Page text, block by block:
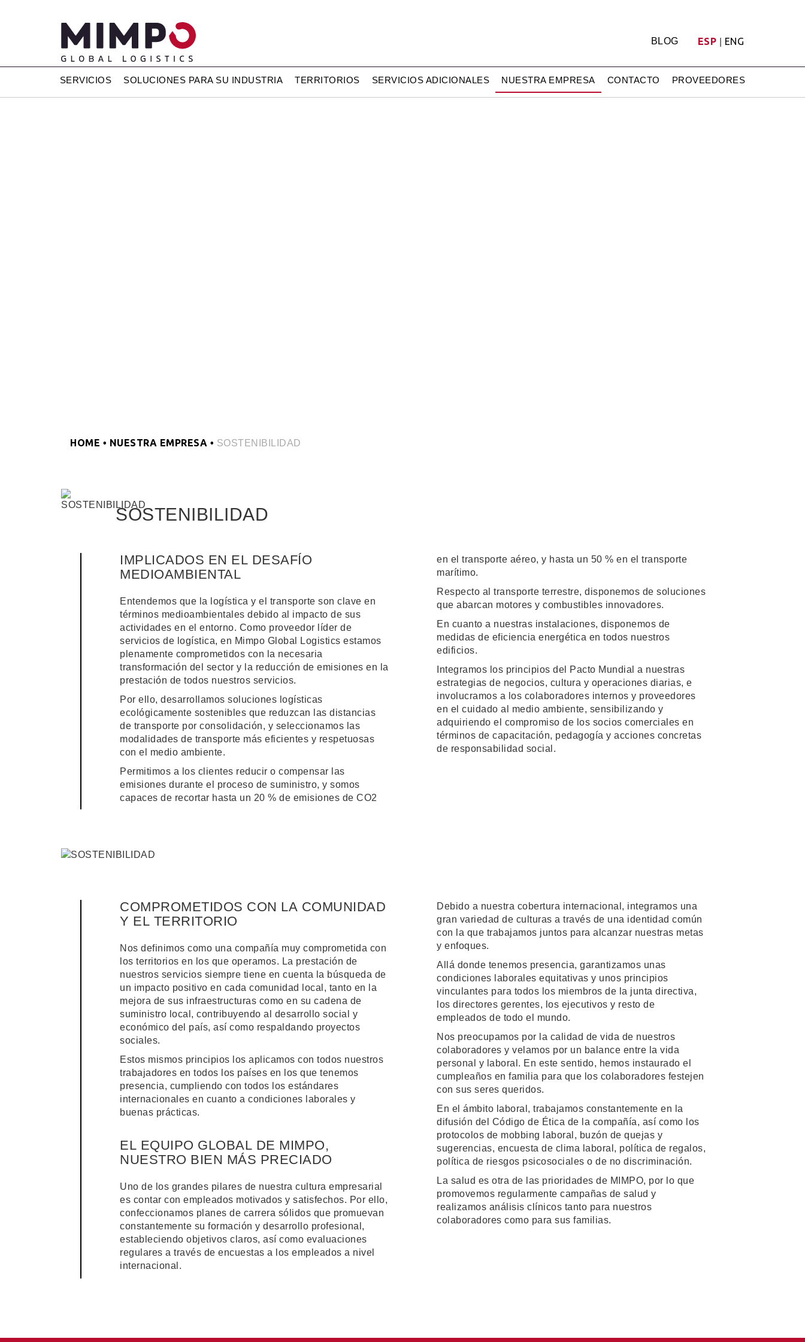
BLOG ESP ENG
SERVICIOS SOLUCIONES PARA SU INDUSTRIA TERRITORIOS SERVICIOS ADICIONALES NUESTRA EMPRESA CONTACTO PROVEEDORES
HOME • NUESTRA EMPRESA • SOSTENIBILIDAD
SOSTENIBILIDAD
IMPLICADOS EN EL DESAFÍO
MEDIOAMBIENTAL
Entendemos que la logística y el transporte son clave en
términos medioambientales debido al impacto de sus
actividades en el entorno. Como proveedor líder de
servicios de logística, en Mimpo Global Logistics estamos
plenamente comprometidos con la necesaria
transformación del sector y la reducción de emisiones en la
prestación de todos nuestros servicios.
Por ello, desarrollamos soluciones logísticas
ecológicamente sostenibles que reduzcan las distancias
de transporte por consolidación, y seleccionamos las
modalidades de transporte más eficientes y respetuosas
con el medio ambiente.
Permitimos a los clientes reducir o compensar las
emisiones durante el proceso de suministro, y somos
capaces de recortar hasta un 20 % de emisiones de CO2
en el transporte aéreo, y hasta un 50 % en el transporte
marítimo.
Respecto al transporte terrestre, disponemos de soluciones
que abarcan motores y combustibles innovadores.
En cuanto a nuestras instalaciones, disponemos de
medidas de eficiencia energética en todos nuestros
edificios.
Integramos los principios del Pacto Mundial a nuestras
estrategias de negocios, cultura y operaciones diarias, e
involucramos a los colaboradores internos y proveedores
en el cuidado al medio ambiente, sensibilizando y
adquiriendo el compromiso de los socios comerciales en
términos de capacitación, pedagogía y acciones concretas
de responsabilidad social.
COMPROMETIDOS CON LA COMUNIDAD
Y EL TERRITORIO
Nos definimos como una compañía muy comprometida con
los territorios en los que operamos. La prestación de
nuestros servicios siempre tiene en cuenta la búsqueda de
un impacto positivo en cada comunidad local, tanto en la
mejora de sus infraestructuras como en su cadena de
suministro local, contribuyendo al desarrollo social y
económico del país, así como respaldando proyectos
sociales.
Estos mismos principios los aplicamos con todos nuestros
trabajadores en todos los países en los que tenemos
presencia, cumpliendo con todos los estándares
internacionales en cuanto a condiciones laborales y
buenas prácticas.
EL EQUIPO GLOBAL DE MIMPO,
NUESTRO BIEN MÁS PRECIADO
Uno de los grandes pilares de nuestra cultura empresarial
es contar con empleados motivados y satisfechos. Por ello,
confeccionamos planes de carrera sólidos que promuevan
constantemente su formación y desarrollo profesional,
estableciendo objetivos claros, así como evaluaciones
regulares a través de encuestas a los empleados a nivel
internacional.
Debido a nuestra cobertura internacional, integramos una
gran variedad de culturas a través de una identidad común
con la que trabajamos juntos para alcanzar nuestras metas
y enfoques.
Allá donde tenemos presencia, garantizamos unas
condiciones laborales equitativas y unos principios
vinculantes para todos los miembros de la junta directiva,
los directores gerentes, los ejecutivos y resto de
empleados de todo el mundo.
Nos preocupamos por la calidad de vida de nuestros
colaboradores y velamos por un balance entre la vida
personal y laboral. En este sentido, hemos instaurado el
cumpleaños en familia para que los colaboradores festejen
con sus seres queridos.
En el ámbito laboral, trabajamos constantemente en la
difusión del Código de Ética de la compañía, así como los
protocolos de mobbing laboral, buzón de quejas y
sugerencias, encuesta de clima laboral, política de regalos,
política de riesgos psicosociales o de no discriminación.
La salud es otra de las prioridades de MIMPO, por lo que
promovemos regularmente campañas de salud y
realizamos análisis clínicos tanto para nuestros
colaboradores como para sus familias.